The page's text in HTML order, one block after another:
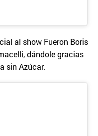
al show Fueron Boris
dándole gracias
sin Azúcar.